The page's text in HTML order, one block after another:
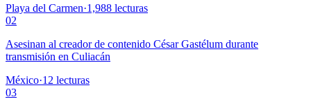
Playa del Carmen·1,988 lecturas
02
Asesinan al creador de contenido César Gastélum durante
transmisión en Culiacán
México·12 lecturas
03